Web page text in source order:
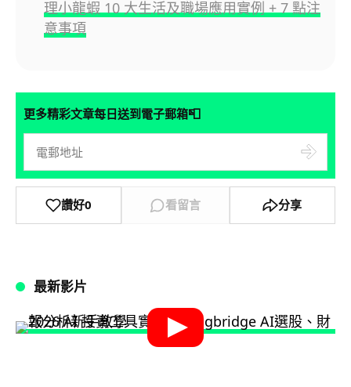
理小龍蝦 10 大生活及職場應用實例 + 7 點注
意事項
更多精彩文章每日送到電子郵箱📮
讚好0 看留言 分享
最新影片